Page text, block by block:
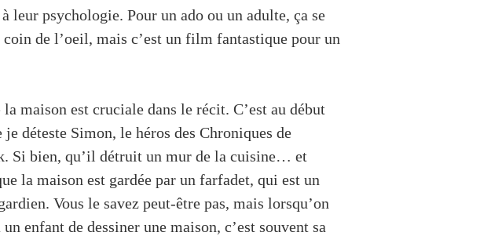
leur psychologie. Pour un ado ou un adulte, ça se
coin de l’oeil, mais c’est un film fantastique pour un
la maison est cruciale dans le récit. C’est au début
je déteste Simon, le héros des Chroniques de
Si bien, qu’il détruit un mur de la cuisine… et
la maison est gardée par un farfadet, qui est un
Vous le savez peut-être pas, mais lorsqu’on
un enfant de dessiner une maison, c’est souvent sa